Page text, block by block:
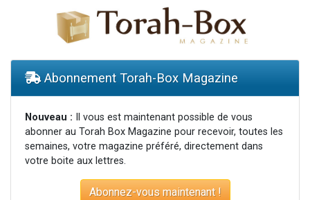
Abonnement Torah-Box Magazine
Nouveau : Il vous est maintenant possible de vous
abonner au Torah Box Magazine pour recevoir, toutes les
semaines, votre magazine préféré, directement dans
votre boite aux lettres.
Abonnez-vous maintenant !